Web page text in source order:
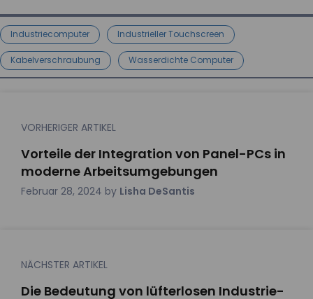
Industriecomputer Industrieller Touchscreen
Kabelverschraubung Wasserdichte Computer
VORHERIGER ARTIKEL
Vorteile der Integration von Panel-PCs in
moderne Arbeitsumgebungen
Februar 28, 2024 by Lisha DeSantis
NÄCHSTER ARTIKEL
Die Bedeutung von lüfterlosen Industrie-